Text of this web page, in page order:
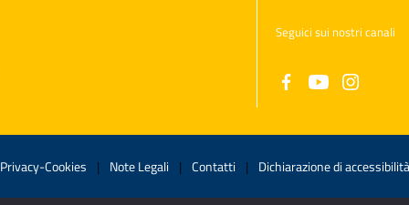
Seguici sui nostri canali
Privacy-Cookies | Note Legali | Contatti | Dichiarazione di accessibilità